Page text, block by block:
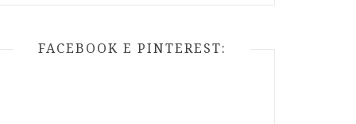
FACEBOOK E PINTEREST: